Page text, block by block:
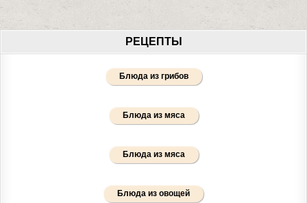
РЕЦЕПТЫ
Блюда из грибов
Блюда из мяса
Блюда из мяса
Блюда из овощей